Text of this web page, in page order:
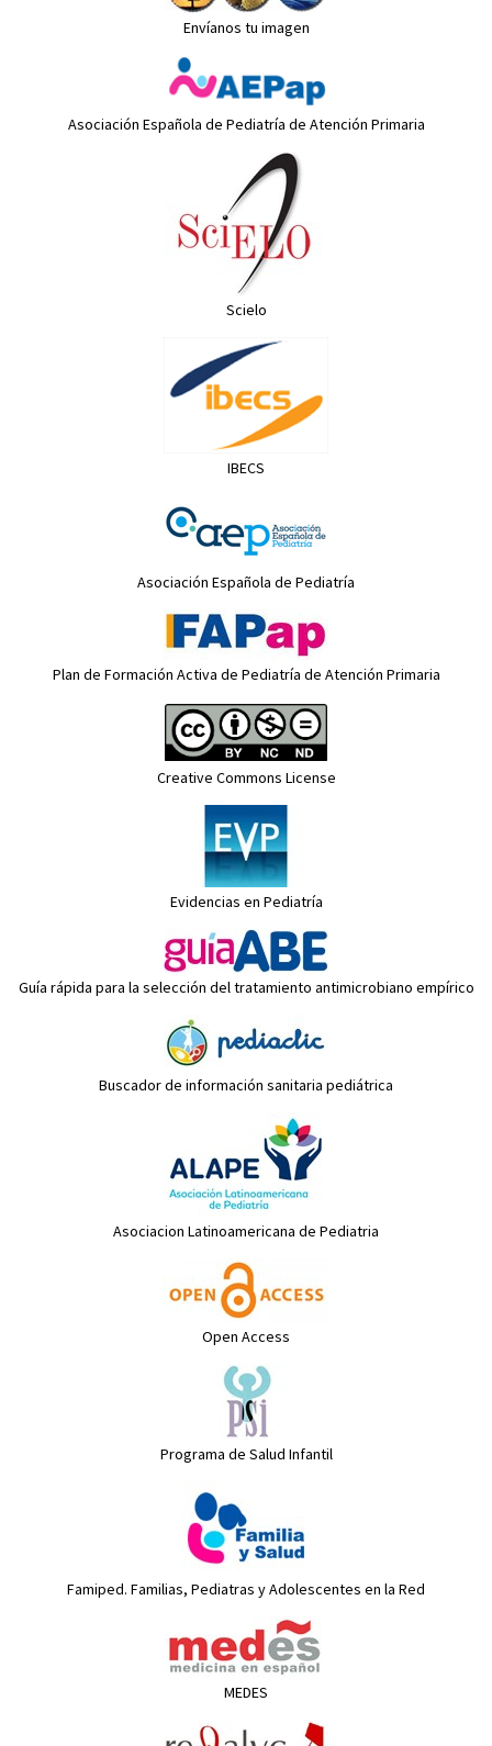
Envíanos tu imagen
Asociación Española de Pediatría de Atención Primaria
Scielo
IBECS
Asociación Española de Pediatría
Plan de Formación Activa de Pediatría de Atención Primaria
Creative Commons License
Evidencias en Pediatría
Guía rápida para la selección del tratamiento antimicrobiano empírico
Buscador de información sanitaria pediátrica
Asociacion Latinoamericana de Pediatria
Open Access
Programa de Salud Infantil
Famiped. Familias, Pediatras y Adolescentes en la Red
MEDES